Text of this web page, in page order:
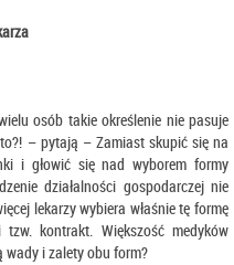
osób takie określenie nie pasuje
– pytają – Zamiast skupić się na
i głowić się nad wyborem formy
działalności gospodarczej nie
lekarzy wybiera właśnie tę formę
kontrakt. Większość medyków
i zalety obu form?